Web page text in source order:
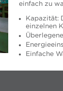
einfach zu
Kapazität:
einzelnen
Einfache